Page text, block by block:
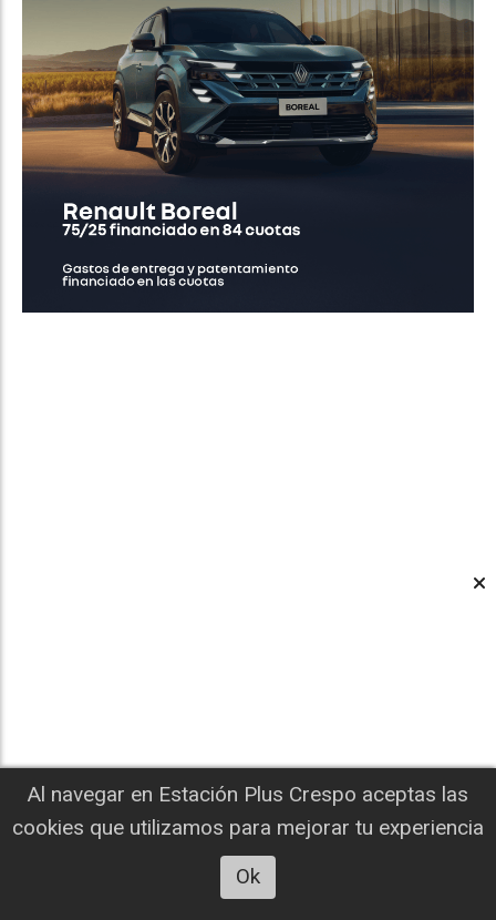
Al navegar en Estación Plus Crespo aceptas las
cookies que utilizamos para mejorar tu experiencia
Ok